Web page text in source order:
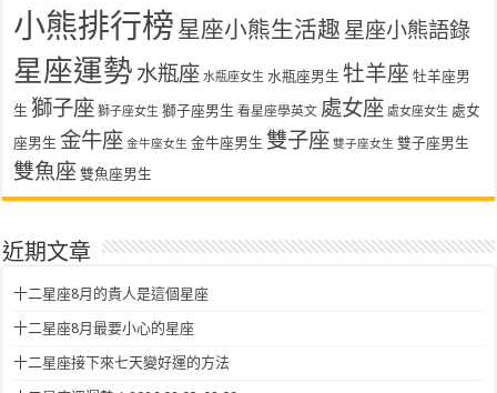
小熊排行榜 星座小熊生活趣 星座小熊語錄
星座運勢 水瓶座 水瓶座女生 水瓶座男生 牡羊座 牡羊座男
生 獅子座 獅子座女生 獅子座男生 看星座學英文 處女座 處女座女生 處女
座男生 金牛座 金牛座女生 金牛座男生 雙子座 雙子座女生 雙子座男生
雙魚座 雙魚座男生
近期文章
十二星座8月的貴人是這個星座
十二星座8月最要小心的星座
十二星座接下來七天變好運的方法